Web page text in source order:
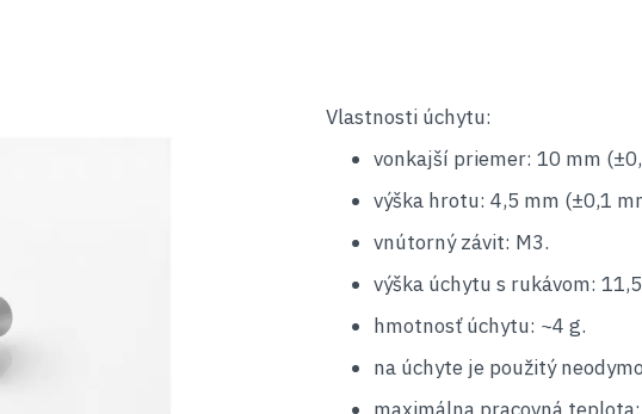
Vlastnosti úchytu:
vonkajší priemer: 10 mm
výška hrotu: 4,5 mm (±0,1
vnútorný závit: M3.
výška úchytu s rukávom:
hmotnosť úchytu: ~4 g.
na úchyte je použitý